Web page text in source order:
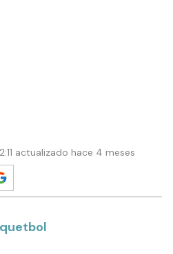
actualizado hace 4 meses